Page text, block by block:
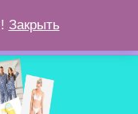
КОРЗИНА
Закрыть